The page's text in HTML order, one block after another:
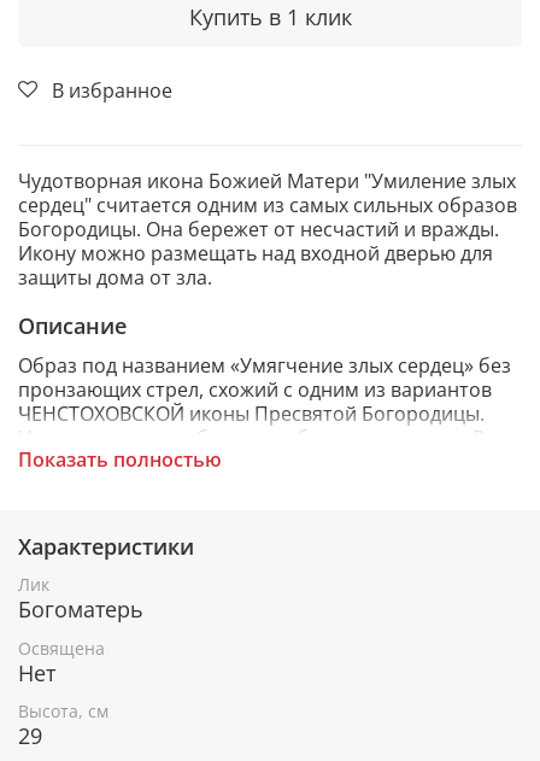
Купить в 1 клик
В избранное
Чудотворная икона Божией Матери "Умиление злых
сердец" считается одним из самых сильных образов
Богородицы. Она бережет от несчастий и вражды.
Икону можно размещать над входной дверью для
защиты дома от зла.
Описание
Образ под названием «Умягчение злых сердец» без
пронзающих стрел, схожий с одним из вариантов
ЧЕНСТОХОВСКОЙ иконы Пресвятой Богородицы.
История столь необычного образа следующая. В
1687 году в местечке Рудня Могилёвской епархии,
Икона написана на натуральной деревянной доске,
изготовленной из массива мореного дуба. Образ
откопирован с авторского списка методом,
получившим одобрение русской православной
Показать полностью
Характеристики
Лик
Богоматерь
Освящена
Нет
Высота, см
29